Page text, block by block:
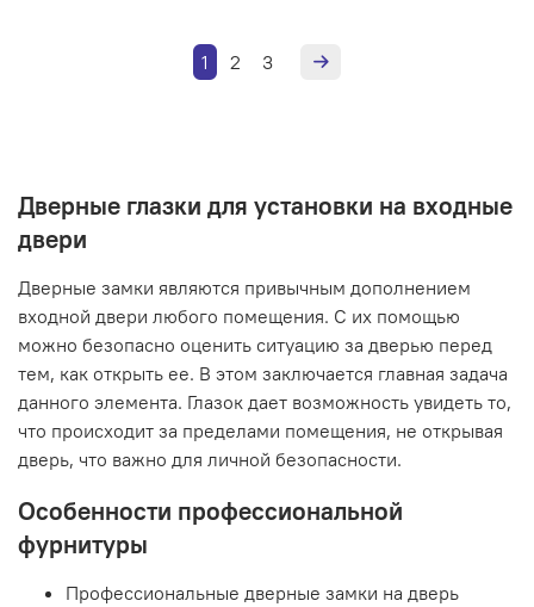
1 2 3
Дверные глазки для установки на входные
двери
Дверные замки являются привычным дополнением
входной двери любого помещения. С их помощью
можно безопасно оценить ситуацию за дверью перед
тем, как открыть ее. В этом заключается главная задача
данного элемента. Глазок дает возможность увидеть то,
что происходит за пределами помещения, не открывая
дверь, что важно для личной безопасности.
Особенности профессиональной
фурнитуры
Профессиональные дверные замки на дверь